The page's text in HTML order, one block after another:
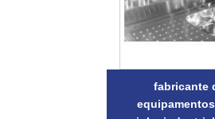
fabricante